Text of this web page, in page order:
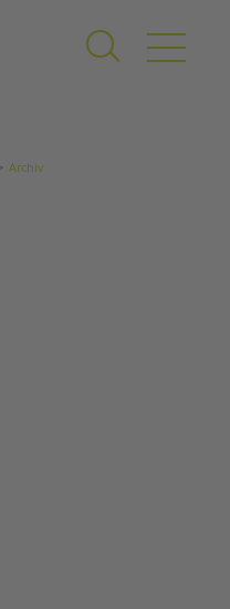
Archiv